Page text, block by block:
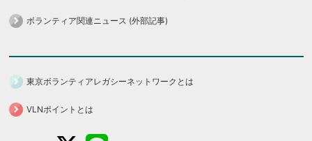
ボランティア関連ニュース (外部記事)
東京ボランティアレガシーネットワークとは
VLNポイントとは